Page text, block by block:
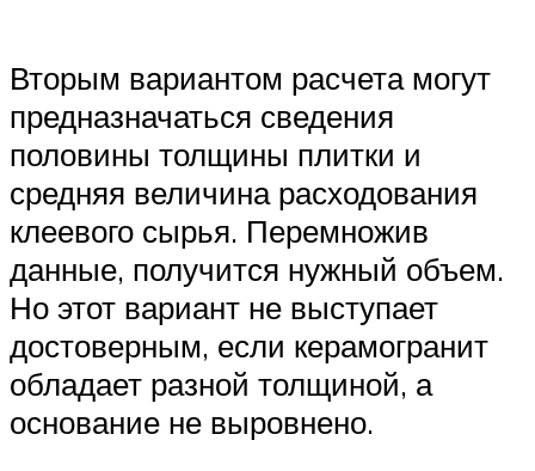
Вторым вариантом расчета могут
предназначаться сведения
половины толщины плитки и
средняя величина расходования
клеевого сырья. Перемножив
данные, получится нужный объем.
Но этот вариант не выступает
достоверным, если керамогранит
обладает разной толщиной, а
основание не выровнено.